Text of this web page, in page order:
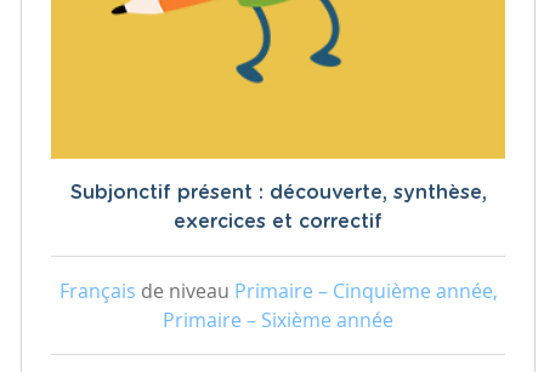
Subjonctif présent : découverte, synthèse,
exercices et correctif
Français de niveau Primaire – Cinquième année,
Primaire – Sixième année